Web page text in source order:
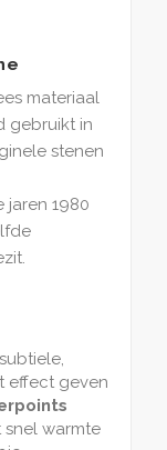
materiaal
gebruikt in
stenen
1980
effect geven
snel warmte